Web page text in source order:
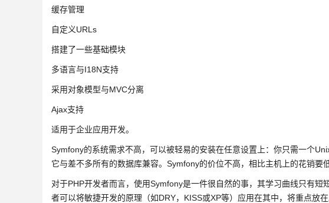
缓存管理
自定义URLs
搭建了一些基础模块
多语言与I18N支持
采用对象模型与MVC分离
Ajax支持
适用于企业应用开发。
Symfony的系统需求不高，可以被轻易的安装在任意设置上：你只需一个
它与差不多所有的数据库兼容。Symfony的价位不高，相比主机上的花销要低
对于PHP开发者而言，使用Symfony是一件很自然的事，其学习曲线只有
者可以将敏捷开发的原理（如DRY，KISS或XP等）应用在其中，将重点放